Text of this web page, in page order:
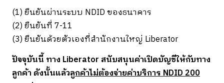
(1) ยืนยันผ่านระบบ NDID ของธนาคาร
(2) ยืนยันที่ 7-11
(3) ยืนยันด้วยตัวเองที่สำนักงานใหญ่ Liberator
ปัจจุบันนี้ ทาง Liberator สนับสนุนค่าเปิดบัญชีให้กับทาง
ลูกค้า ดังนั้นแล้วลูกค้าไม่ต้องจ่ายค่าบริการ NDID 200